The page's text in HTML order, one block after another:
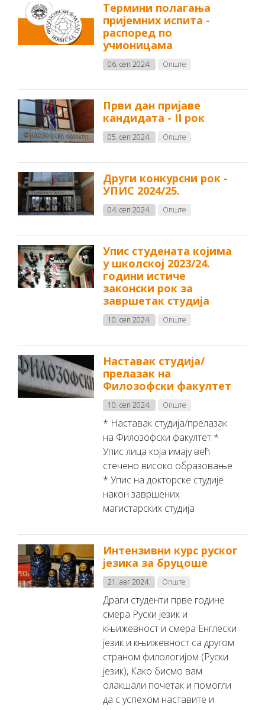
Термини полагања
пријемних испита -
распоред по
учионицама
06. сеп 2024. Опште
Први дан пријаве
кандидата - II рок
05. сеп 2024. Опште
Други конкурсни рок -
УПИС 2024/25.
04. сеп 2024. Опште
Упис студената којима
у школској 2023/24.
години истиче
законски рок за
завршетак студија
10. сеп 2024. Опште
Наставак студија/
прелазак на
Филозофски факултет
10. сеп 2024. Опште
* Наставак студија/прелазак
на Филозофски факултет *
Упис лица која имају већ
стечено високо образовање
* Упис нa дoктoрскe студиje
нaкoн зaвршeних
мaгистaрских студиja
Интензивни курс руског
језика за бруцоше
21. авг 2024. Опште
Драги студенти прве године
смера Руски језик и
књижевност и смера Енглески
језик и књижевност са другом
страном филологијом (Руски
језик), Како бисмо вам
олакшали почетак и помогли
да с успехом наставите и